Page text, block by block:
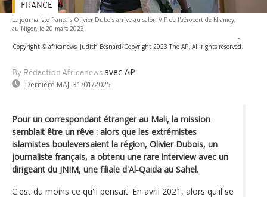
Le journaliste français Olivier Dubois arrive au salon VIP de l'aéroport de Niamey,
au Niger, le 20 mars 2023
-
Copyright © africanews Judith Besnard/Copyright 2023 The AP. All rights reserved.
By Rédaction Africanews avec AP
Dernière MAJ: 31/01/2025
FRANCE
Pour un correspondant étranger au Mali, la mission
semblait être un rêve : alors que les extrémistes
islamistes bouleversaient la région, Olivier Dubois, un
journaliste français, a obtenu une rare interview avec un
dirigeant du JNIM, une filiale d'Al-Qaida au Sahel.
C'est du moins ce qu'il pensait. En avril 2021, alors qu'il se